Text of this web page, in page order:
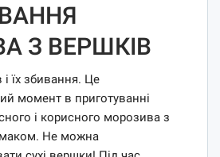
З ВЕРШКІВ
і їх збивання. Це
момент в приготуванні
і корисного морозива з
Не можна